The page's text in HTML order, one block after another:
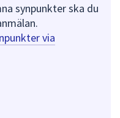
synpunkter ska du
via